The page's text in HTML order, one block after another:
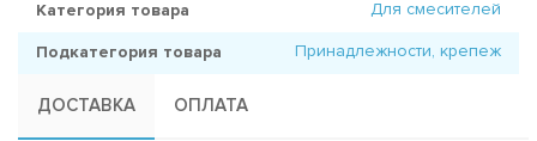
Категория товара Для смесителей
Подкатегория товара Принадлежности, крепеж
ДОСТАВКА ОПЛАТА